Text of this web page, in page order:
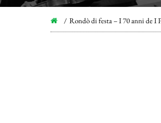
Rondò di festa – I 70 anni de I